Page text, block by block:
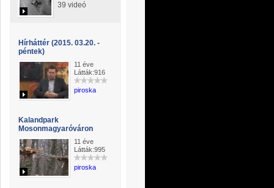
39 videó
Hírháttér (2015. 03.20. -
péntek)
11 éve
Látták:916
piroska
Kalandpark
Mosonmagyaróváron
11 éve
Látták:995
piroska